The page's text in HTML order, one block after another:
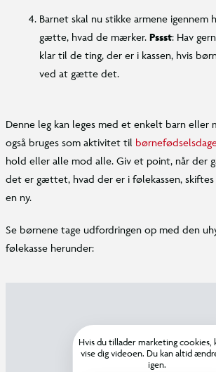
Barnet skal nu stikke armene igennem
gætte, hvad de mærker. Pssst: Hav
klar til de ting, der er i kassen, hvis
ved at gætte det.
Denne leg kan leges med et enkelt barn eller
også bruges som aktivitet til
hold eller alle mod alle. Giv et point, når der
det er gættet, hvad der er i følekassen,
en ny.
Se børnene tage udfordringen op med den
følekasse herunder:
Hvis du tillader marketing cookies,
vise dig videoen. Du kan altid
igen.